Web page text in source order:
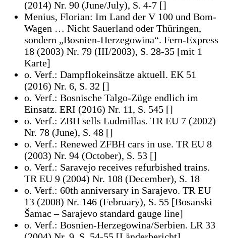
(2014) Nr. 90 (June/July), S. 4-7 []
Menius, Florian: Im Land der V 100 und Bom-
Wagen … Nicht Sauerland oder Thüringen,
sondern „Bosnien-Herzegowina“. Fern-Express
18 (2003) Nr. 79 (III/2003), S. 28-35 [mit 1
Karte]
o. Verf.: Dampflokeinsätze aktuell. EK 51
(2016) Nr. 6, S. 32 []
o. Verf.: Bosnische Talgo-Züge endlich im
Einsatz. ERI (2016) Nr. 11, S. 545 []
o. Verf.: ZBH sells Ludmillas. TR EU 7 (2002)
Nr. 78 (June), S. 48 []
o. Verf.: Renewed ZFBH cars in use. TR EU 8
(2003) Nr. 94 (October), S. 53 []
o. Verf.: Saravejo receives refurbished trains.
TR EU 9 (2004) Nr. 108 (December), S. 18
o. Verf.: 60th anniversary in Sarajevo. TR EU
13 (2008) Nr. 146 (February), S. 55 [Bosanski
Šamac – Sarajevo standard gauge line]
o. Verf.: Bosnien-Herzegowina/Serbien. LR 33